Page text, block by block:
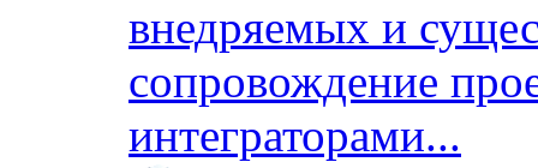
внедряемых и
сопровождение
интеграторами...